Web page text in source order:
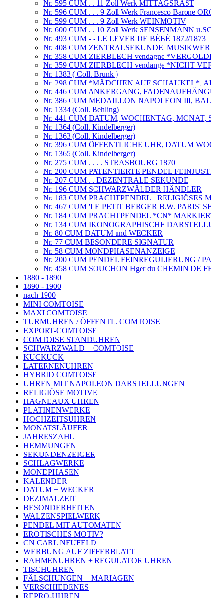
Nr. 595 CUM . . 11 Zoll Werk MITTAGSRAST
Nr. 596 CUM . . . 9 Zoll Werk Francesco Barone
Nr. 599 CUM . . . 9 Zoll Werk WEINMOTIV
Nr. 600 CUM . . 10 Zoll Werk SENSENMANN
Nr. 493 CUM - - LE LEVER DE BÉBÉ 1872/1873
Nr. 408 CUM ZENTRALSEKUNDE,
Nr. 358 CUM ZIERBLECH vendagne
Nr. 359 CUM ZIERBLECH vendange *NICHT
Nr. 1383 ( Coll. Brunk )
Nr. 298 CUM *MÄDCHEN AUF SCHAUKEL*,
Nr. 446 CUM ANKERGANG,
Nr. 386 CUM MEDAILLON NAPOLEON III,
Nr. 1334 (Coll. Behling)
Nr. 441 CUM DATUM, WOCHENTAG, MONAT,
Nr. 1364 (Coll. Kindelberger)
Nr. 1363 (Coll. Kindelberger)
Nr. 396 CUM ÖFFENTLICHE UHR, DATUM
Nr. 1365 (Coll. Kindelberger)
Nr. 275 CUM . . . . STRASBOURG 1870
Nr. 200 CUM PATENTIERTE PENDEL
Nr. 207 CUM . . DEZENTRALE SEKUNDE
Nr. 196 CUM SCHWARZWÄLDER HÄNDLER
Nr. 183 CUM PRACHTPENDEL - RELIGIÖSES
Nr. 467 CUM 'LE PETIT BERGER B.W. PARIS'
Nr. 184 CUM PRACHTPENDEL *CN*
Nr. 134 CUM IKONOGRAPHISCHE
Nr. 80 CUM DATUM und WECKER
Nr. 77 CUM BESONDERE SIGNATUR
Nr. 58 CUM MONDPHASENANZEIGE
Nr. 200 CUM PENDEL FEINREGULIERUNG /
Nr. 458 CUM SOUCHON Hger du CHEMIN DE
1880 - 1890
1890 - 1900
nach 1900
MINI COMTOISE
MAXI COMTOISE
TURMUHREN / ÖFFENTL. COMTOISE
EXPORT-COMTOISE
COMTOISE STANDUHREN
SCHWARZWALD + COMTOISE
KUCKUCK
LATERNENUHREN
HYBRID COMTOISE
UHREN MIT NAPOLEON DARSTELLUNGEN
RELIGIÖSE MOTIVE
HAGNEAUX UHREN
PLATINENWERKE
HOCHZEITSUHREN
MONATSLÄUFER
JAHRESZAHL
HEMMUNGEN
SEKUNDENZEIGER
SCHLAGWERKE
MONDPHASEN
KALENDER
DATUM + WECKER
DEZIMALZEIT
BESONDERHEITEN
WALZENSPIELWERK
PENDEL MIT AUTOMATEN
EROTISCHES MOTIV?
CN CARL NEUFELD
WERBUNG AUF ZIFFERBLATT
RAHMENUHREN + REGULATOR UHREN
TISCHUHREN
FÄLSCHUNGEN + MARIAGEN
VERSCHIEDENES
REPRO-UHREN